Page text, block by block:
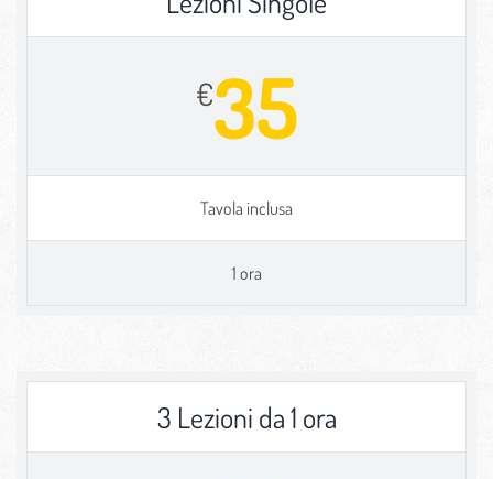
€35
Tavola inclusa
1 ora
3 Lezioni da 1 ora